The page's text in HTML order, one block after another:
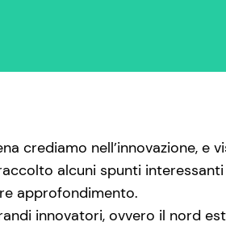
crediamo nell’innovazione,
alcuni spunti
approfondimento.
innovatori, ovvero il nord